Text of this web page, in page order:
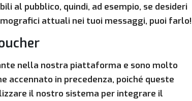
al pubblico, quindi, ad esempio, se desideri
attuali nei tuoi messaggi, puoi farlo!
nella nostra piattaforma e sono molto
accennato in precedenza, poiché queste
il nostro sistema per integrare il